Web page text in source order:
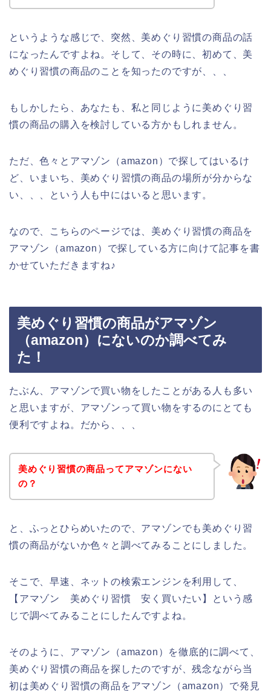
というような感じで、突然、美めぐり習慣の商品の話
になったんですよね。そして、その時に、初めて、美
めぐり習慣の商品のことを知ったのですが、、、
もしかしたら、あなたも、私と同じように美めぐり習
慣の商品の購入を検討している方かもしれません。
ただ、色々とアマゾン（amazon）で探してはいるけ
ど、いまいち、美めぐり習慣の商品の場所が分からな
い、、、という人も中にはいると思います。
なので、こちらのページでは、美めぐり習慣の商品を
アマゾン（amazon）で探している方に向けて記事を書
かせていただきますね♪
美めぐり習慣の商品がアマゾン
（amazon）にないのか調べてみ
た！
たぶん、アマゾンで買い物をしたことがある人も多い
と思いますが、アマゾンって買い物をするのにとても
便利ですよね。だから、、、
美めぐり習慣の商品ってアマゾンにない
の？
と、ふっとひらめいたので、アマゾンでも美めぐり習
慣の商品がないか色々と調べてみることにしました。
そこで、早速、ネットの検索エンジンを利用して、
【アマゾン 美めぐり習慣 安く買いたい】という感
じで調べてみることにしたんですよね。
そのように、アマゾン（amazon）を徹底的に調べて、
美めぐり習慣の商品を探したのですが、残念ながら当
初は美めぐり習慣の商品をアマゾン（amazon）で発見